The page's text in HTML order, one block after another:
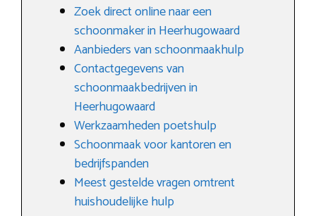
Zoek direct online naar een
schoonmaker in Heerhugowaard
Aanbieders van schoonmaakhulp
Contactgegevens van
schoonmaakbedrijven in
Heerhugowaard
Werkzaamheden poetshulp
Schoonmaak voor kantoren en
bedrijfspanden
Meest gestelde vragen omtrent
huishoudelijke hulp